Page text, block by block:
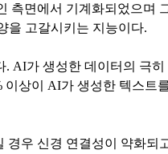
면에서 기계화되었으며
을 고갈시키는 지능이다.
가 생성한 데이터의 극
상이 AI가 생성한 텍스트
우 신경 연결성이 약화